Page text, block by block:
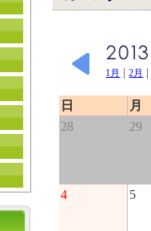
1月 |2月
日
月
28
29
4 5